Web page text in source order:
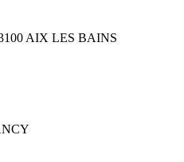
AIX LES BAINS